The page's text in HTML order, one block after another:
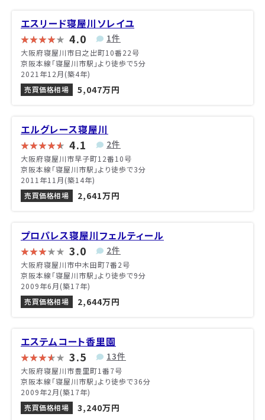
エスリード寝屋川ソレイユ
4.0 1件
大阪府寝屋川市日之出町10番22号
京阪本線「寝屋川市駅」より徒歩で5分
2021年12月(築4年)
売買価格相場
5,047万円
エルグレース寝屋川
4.1 2件
大阪府寝屋川市早子町12番10号
京阪本線「寝屋川市駅」より徒歩で3分
2011年11月(築14年)
売買価格相場
2,641万円
プロパレス寝屋川フェルティール
3.0 2件
大阪府寝屋川市中木田町7番2号
京阪本線「寝屋川市駅」より徒歩で9分
2009年6月(築17年)
売買価格相場
2,644万円
エステムコート香里園
3.5 13件
大阪府寝屋川市豊里町1番7号
京阪本線「寝屋川市駅」より徒歩で36分
2009年2月(築17年)
売買価格相場
3,240万円